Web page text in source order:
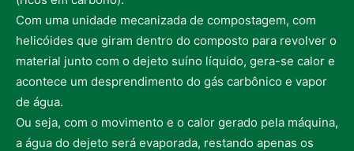
Com uma unidade mecanizada de compostagem, com
helicóides que giram dentro do composto para revolver o
material junto com o dejeto suíno líquido, gera-se calor e
acontece um desprendimento do gás carbônico e vapor
de água.
Ou seja, com o movimento e o calor gerado pela máquina,
a água do dejeto será evaporada, restando apenas os